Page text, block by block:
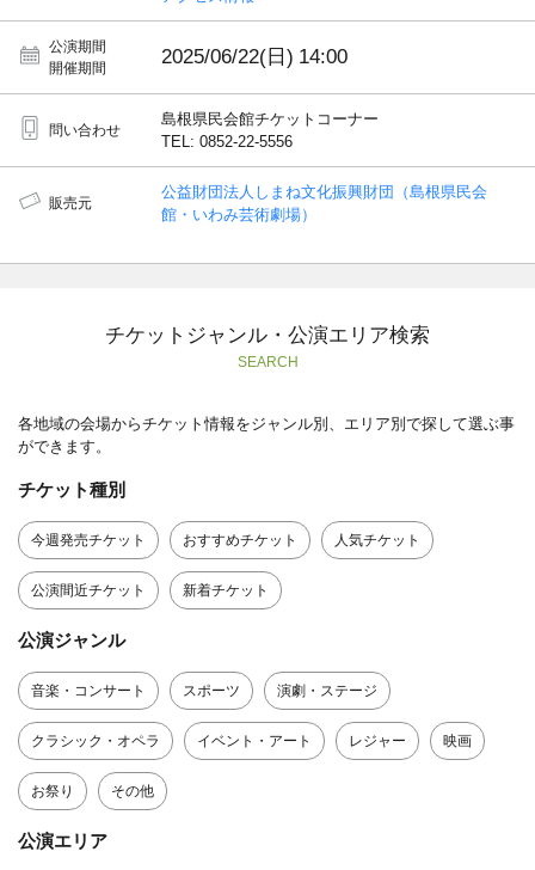
公演期間
開催期間
2025/06/22(日) 14:00
問い合わせ
島根県民会館チケットコーナー
TEL: 0852-22-5556
販売元
公益財団法人しまね文化振興財団（島根県民会
館・いわみ芸術劇場）
チケットジャンル・公演エリア検索
SEARCH
各地域の会場からチケット情報をジャンル別、エリア別で探して選ぶ事
ができます。
チケット種別
今週発売チケット おすすめチケット 人気チケット
公演間近チケット 新着チケット
公演ジャンル
音楽・コンサート スポーツ 演劇・ステージ
クラシック・オペラ イベント・アート レジャー 映画
お祭り その他
公演エリア